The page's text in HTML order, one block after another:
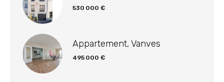
530 000 €
Appartement, Vanves
495 000 €